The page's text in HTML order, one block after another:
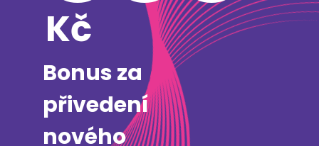
Kč
Bonus za
přivedení
nového